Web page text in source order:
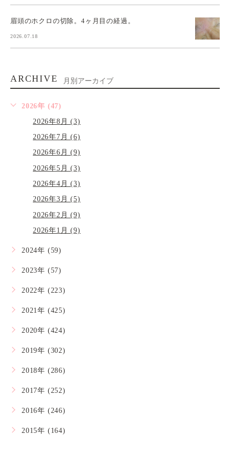
眉頭のホクロの切除。4ヶ月目の経過。
2026.07.18
ARCHIVE 月別アーカイブ
2026年 (47)
2026年8月 (3)
2026年7月 (6)
2026年6月 (9)
2026年5月 (3)
2026年4月 (3)
2026年3月 (5)
2026年2月 (9)
2026年1月 (9)
2024年 (59)
2023年 (57)
2022年 (223)
2021年 (425)
2020年 (424)
2019年 (302)
2018年 (286)
2017年 (252)
2016年 (246)
2015年 (164)